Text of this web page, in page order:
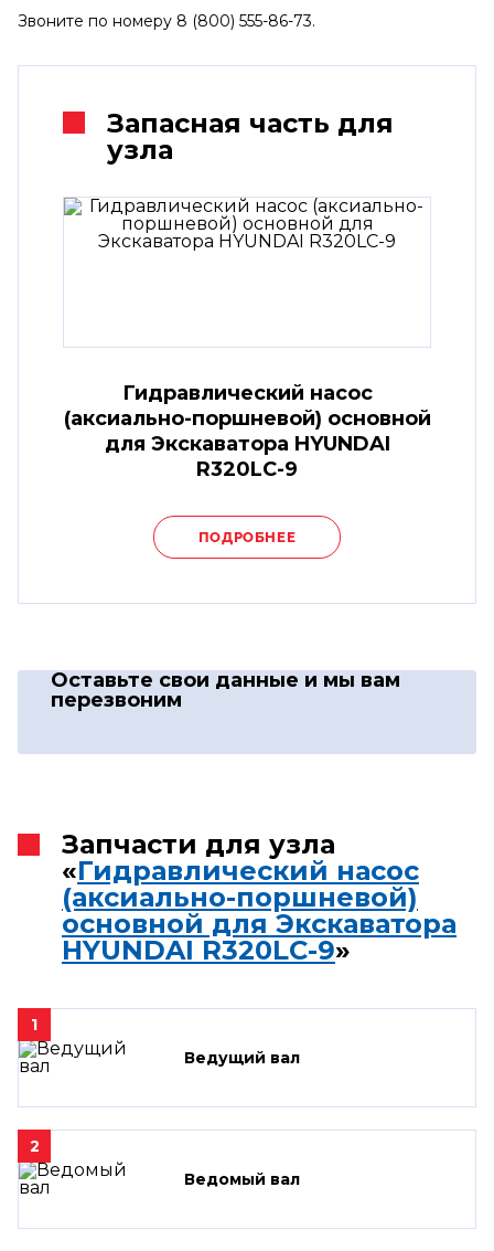
Звоните по номеру 8 (800) 555-86-73.
Запасная часть для
узла
Гидравлический насос
(аксиально-поршневой) основной
для Экскаватора HYUNDAI
R320LC-9
ПОДРОБНЕЕ
Оставьте свои данные и мы вам
перезвоним
Запчасти для узла
«Гидравлический насос
(аксиально-поршневой)
основной для Экскаватора
HYUNDAI R320LC-9»
1
Ведущий вал
2
Ведомый вал